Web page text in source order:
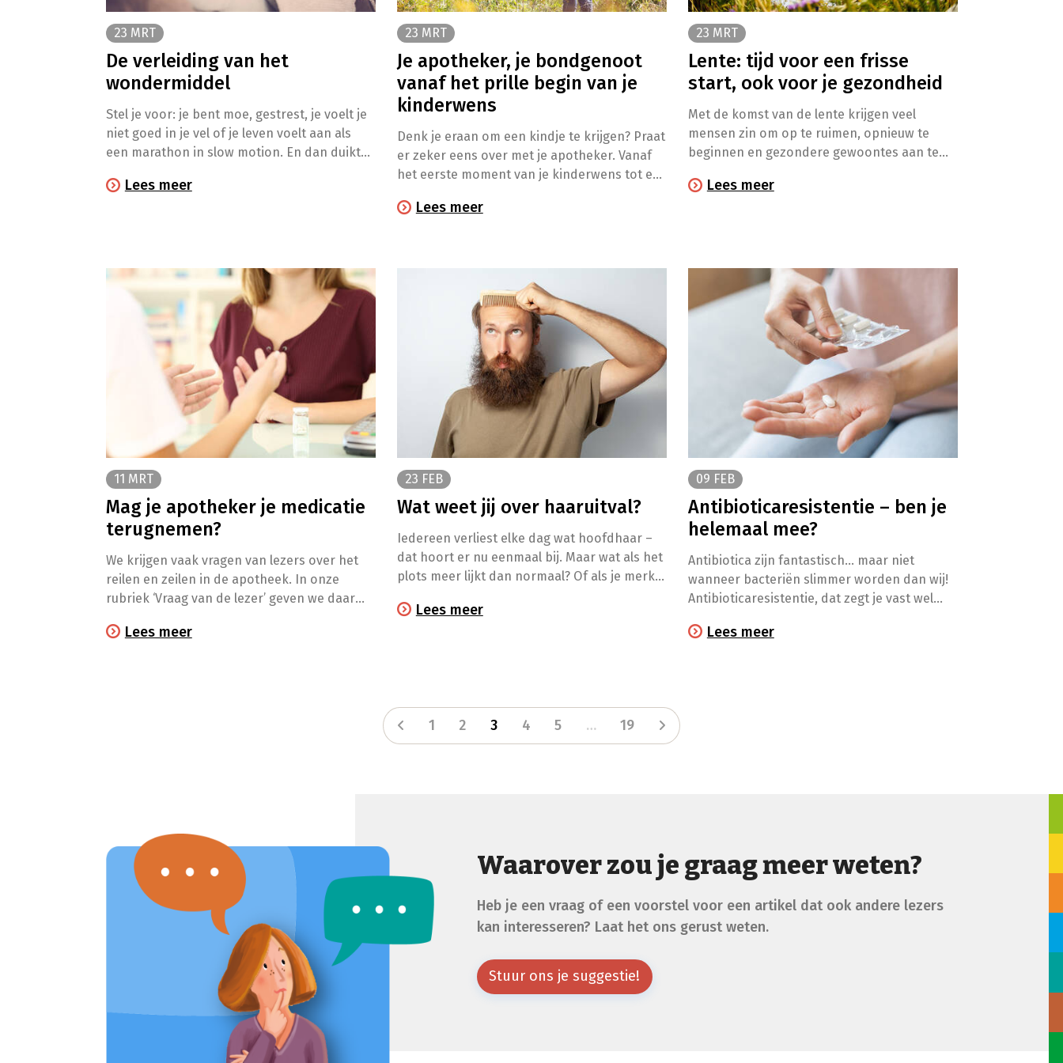
23 MRT
De verleiding van het
wondermiddel
Stel je voor: je bent moe, gestrest, je voelt je
niet goed in je vel of je leven voelt aan als
een marathon in slow motion. En dan duikt
middel op dat alles lijkt op te lossen: “Slaap
Lees meer
23 MRT
Je apotheker, je bondgenoot
vanaf het prille begin van je
kinderwens
Denk je eraan om een kindje te krijgen? Praat
er zeker eens over met je apotheker. Vanaf
het eerste moment van je kinderwens tot en
terecht voor eenvoudige praktische en
Lees meer
23 MRT
Lente: tijd voor een frisse
start, ook voor je gezondheid
Met de komst van de lente krijgen veel
mensen zin om op te ruimen, opnieuw te
beginnen en gezondere gewoontes aan te
even stil te staan bij je dagelijkse routines en
Lees meer
11 MRT
Mag je apotheker je medicatie
terugnemen?
We krijgen vaak vragen van lezers over het
reilen en zeilen in de apotheek. In onze
rubriek ‘Vraag van de lezer’ geven we daar
Lees meer
23 FEB
Wat weet jij over haaruitval?
Iedereen verliest elke dag wat hoofdhaar –
dat hoort er nu eenmaal bij. Maar wat als het
plots meer lijkt dan normaal? Of als je merkt
feiten van de fabels en ontdek hoe je
Lees meer
09 FEB
Antibioticaresistentie – ben je
helemaal mee?
Antibiotica zijn fantastisch… maar niet
wanneer bacteriën slimmer worden dan wij!
Antibioticaresistentie, dat zegt je vast wel
wat kunnen we zelf doen om het probleem in
Lees meer
1 2 3 4 5 … 19
Waarover zou je graag meer weten?
Heb je een vraag of een voorstel voor een artikel dat ook andere lezers
kan interesseren? Laat het ons gerust weten.
Stuur ons je suggestie!